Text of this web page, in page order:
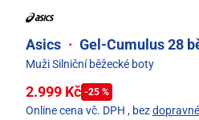
Asics · Gel-Cumulus 28
Muži Silniční běžecké boty
2.999 Kč -25 %
Online cena vč. DPH , bez